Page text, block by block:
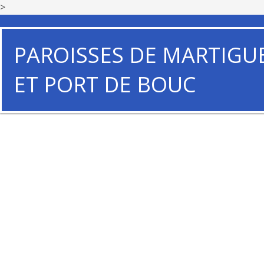
>
PAROISSES DE
ET PORT DE BOUC